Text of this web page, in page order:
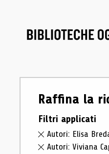
Raffina la
Filtri applicati
Autori: Elisa
Autori: Viviana